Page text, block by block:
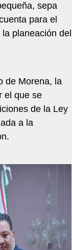
sepa
para el
planeación del
de Morena, la
el que se
de la Ley
a la